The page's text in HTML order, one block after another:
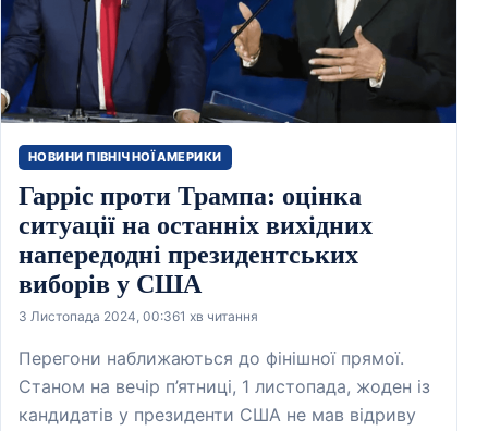
НОВИНИ ПІВНІЧНОЇ АМЕРИКИ
Гарріс проти Трампа: оцінка
ситуації на останніх вихідних
напередодні президентських
виборів у США
3 Листопада 2024, 00:361 хв читання
Перегони наближаються до фінішної прямої.
Станом на вечір п’ятниці, 1 листопада, жоден із
кандидатів у президенти США не мав відриву